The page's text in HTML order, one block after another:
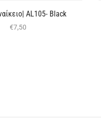
AL105- Black
€7,50